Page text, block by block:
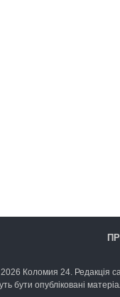
Коломия 24. Редакція
бути опубліковані